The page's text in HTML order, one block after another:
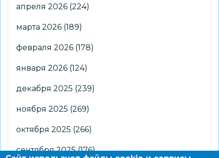
апреля 2026 (224)
марта 2026 (189)
февраля 2026 (178)
января 2026 (124)
декабря 2025 (239)
ноября 2025 (269)
октября 2025 (266)
сентября 2025(176)